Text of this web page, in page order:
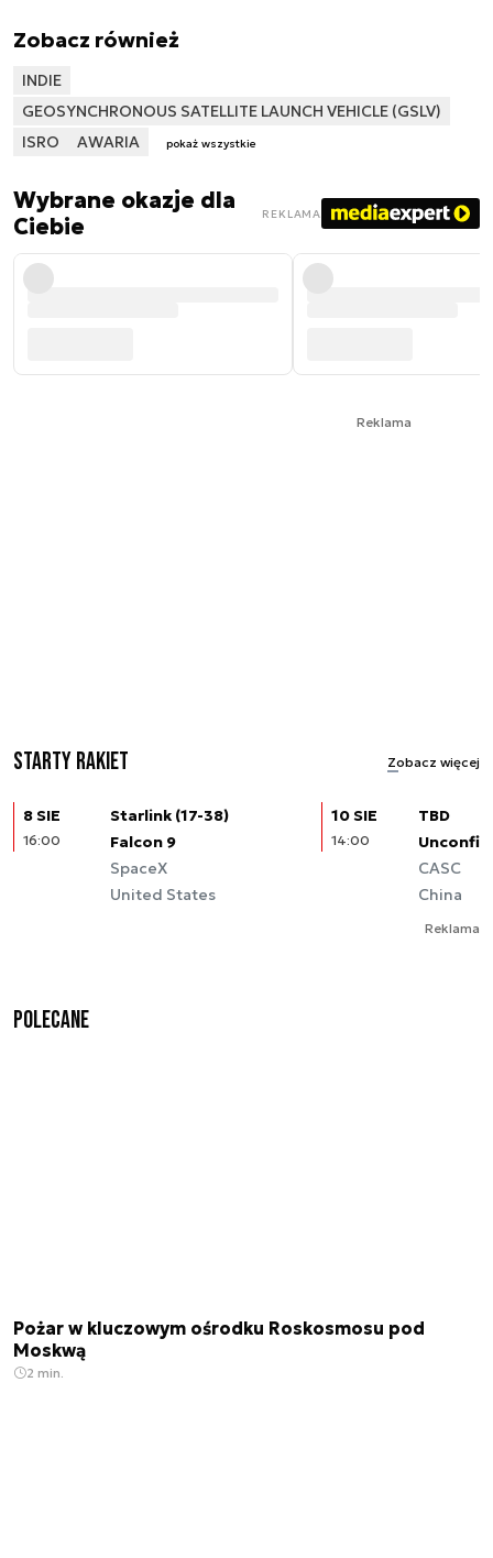
Zobacz również
INDIE
GEOSYNCHRONOUS SATELLITE LAUNCH VEHICLE (GSLV)
ISRO
AWARIA pokaż wszystkie
Wybrane okazje dla
Ciebie
REKLAMA
Reklama
Starty rakiet Zobacz więcej
8 SIE
16:00
Starlink (17-38)
Falcon 9
SpaceX
United States
10 SIE
14:00
TBD
CASC
China
Reklama
Polecane
Pożar w kluczowym ośrodku Roskosmosu pod
Moskwą
2 min.